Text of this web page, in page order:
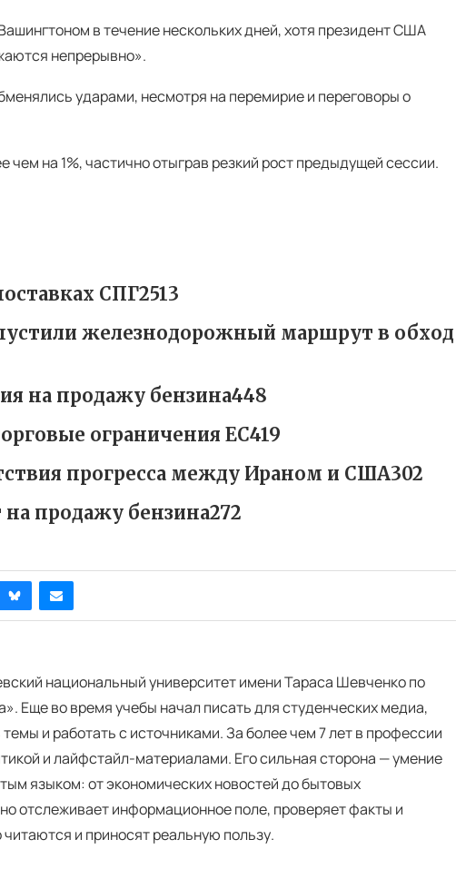
в течение нескольких дней, хотя президент США
непрерывно».
ударами, несмотря на перемирие и переговоры о
чем на 1%, частично отыграв резкий рост предыдущей сессии.
СПГ2513
железнодорожный маршрут в обход
на продажу бензина448
ограничения ЕС419
прогресса между Ираном и США302
продажу бензина272
национальный университет имени Тараса Шевченко по
Еще во время учебы начал писать для студенческих медиа,
и работать с источниками. За более чем 7 лет в профессии
и лайфстайл-материалами. Его сильная сторона — умение
языком: от экономических новостей до бытовых
отслеживает информационное поле, проверяет факты и
и приносят реальную пользу.